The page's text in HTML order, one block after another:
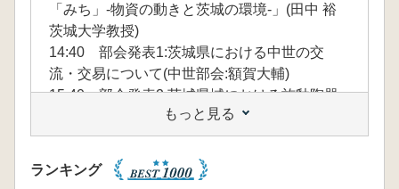
「みち」-物資の動きと茨城の環境-」(田中 裕
茨城大学教授)
14:40 部会発表1:茨城県における中世の交
流・交易について(中世部会:額賀大輔)
15:40 部会発表2:茨城県域における施釉陶器
の受容(奈良・平安部会:白田正子)
16:30 1日目閉会
【1月24日(日)2日目】
もっと見る
ランキング